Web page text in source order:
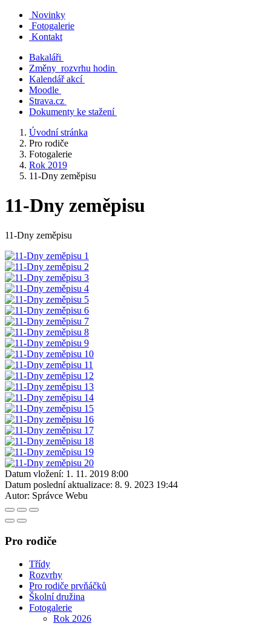
Novinky
Fotogalerie
Kontakt
Bakaláři
Změny rozvrhu hodin
Kalendář akcí
Moodle
Strava.cz
Dokumenty ke stažení
Úvodní stránka
Pro rodiče
Fotogalerie
Rok 2019
11-Dny zeměpisu
11-Dny zeměpisu
11-Dny zeměpisu
Datum vložení: 1. 11. 2019 8:00
Datum poslední aktualizace: 8. 9. 2023 19:44
Autor: Správce Webu
Pro rodiče
Třídy
Rozvrhy
Pro rodiče prvňáčků
Školní družina
Fotogalerie
Rok 2026